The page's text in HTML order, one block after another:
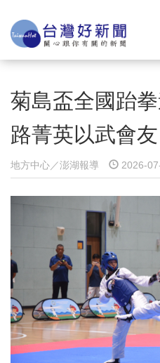
菊島盃全國跆
路菁英以武會友
地方中心／澎湖報導 2026-